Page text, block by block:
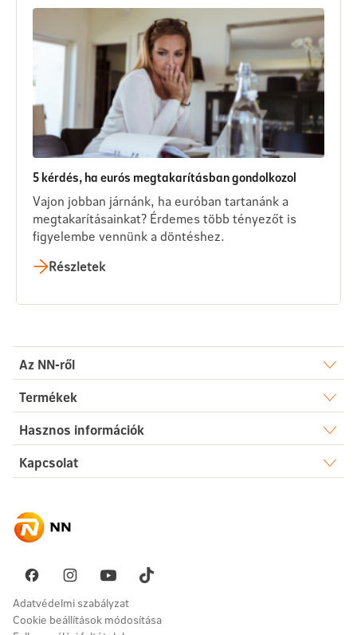
5 kérdés, ha eurós megtakarításban gondolkozol
Vajon jobban járnánk, ha euróban tartanánk a
megtakarításainkat? Érdemes több tényezőt is
figyelembe vennünk a döntéshez.
Részletek
Az NN-ről
Rólunk
Sajtószoba
Karrier
Fenntarthatóság
Pénzügyi navigátor
Termékek
Élet
Egészség
Nyugdíj
Vállalati megoldások
Hasznos információk
Dokumentumtár
Akadálymentesség
Kapcsolat
Ügyintézés
Panaszkezelés
Adatvédelmi szabályzat
Cookie beállítások módosítása